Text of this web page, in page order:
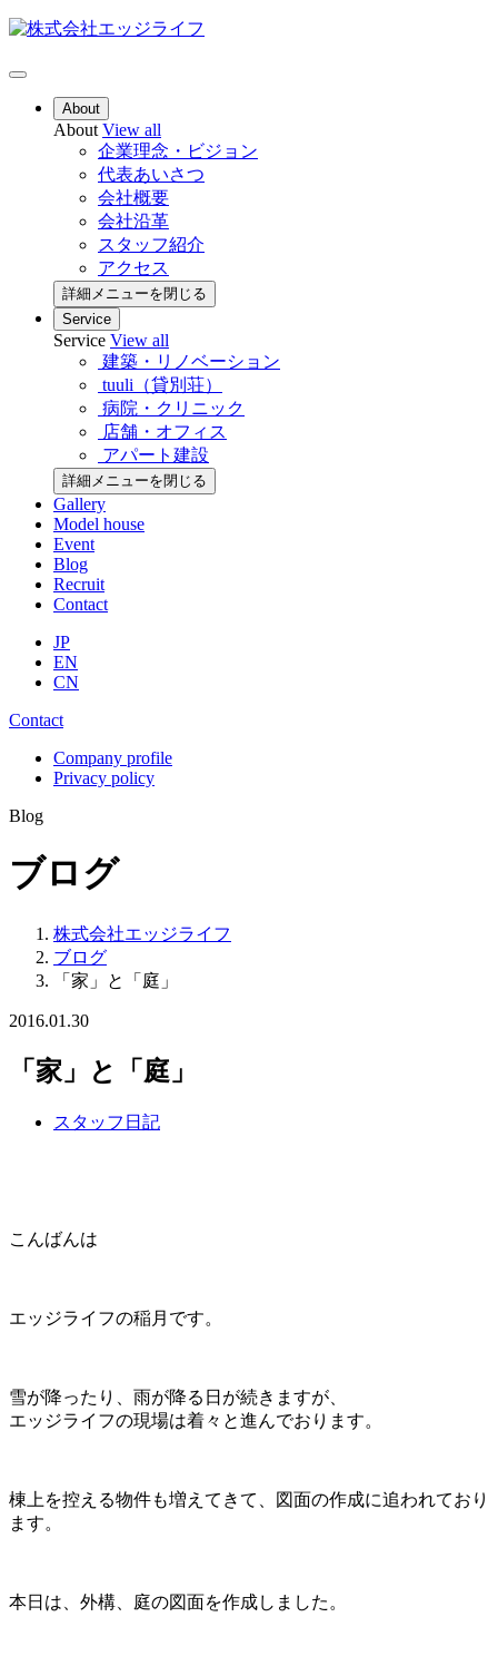
About
About View all
企業理念・ビジョン
代表あいさつ
会社概要
会社沿革
スタッフ紹介
アクセス
詳細メニューを閉じる
Service
Service View all
建築・リノベーション
tuuli（貸別荘）
病院・クリニック
店舗・オフィス
アパート建設
詳細メニューを閉じる
Gallery
Model house
Event
Blog
Recruit
Contact
JP
EN
CN
Contact
Company profile
Privacy policy
Blog
ブログ
株式会社エッジライフ
ブログ
「家」と「庭」
2016.01.30
「家」と「庭」
スタッフ日記
こんばんは
エッジライフの稲月です。
雪が降ったり、雨が降る日が続きますが、
エッジライフの現場は着々と進んでおります。
棟上を控える物件も増えてきて、図面の作成に追われており
ます。
本日は、外構、庭の図面を作成しました。